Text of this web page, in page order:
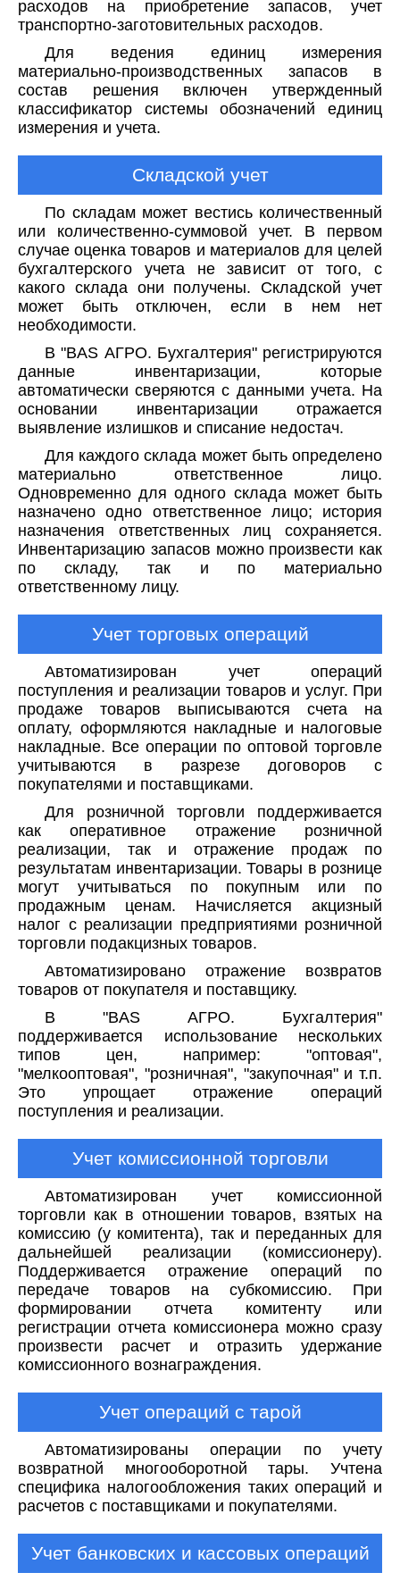
расходов на приобретение запасов, учет
транспортно-заготовительных расходов.
Для ведения единиц измерения
материально-производственных запасов в
состав решения включен утвержденный
классификатор системы обозначений единиц
измерения и учета.
Складской учет
По складам может вестись количественный
или количественно-суммовой учет. В первом
случае оценка товаров и материалов для целей
бухгалтерского учета не зависит от того, с
какого склада они получены. Складской учет
может быть отключен, если в нем нет
необходимости.
В "BAS АГРО. Бухгалтерия" регистрируются
данные инвентаризации, которые
автоматически сверяются с данными учета. На
основании инвентаризации отражается
выявление излишков и списание недостач.
Для каждого склада может быть определено
материально ответственное лицо.
Одновременно для одного склада может быть
назначено одно ответственное лицо; история
назначения ответственных лиц сохраняется.
Инвентаризацию запасов можно произвести как
по складу, так и по материально
ответственному лицу.
Учет торговых операций
Автоматизирован учет операций
поступления и реализации товаров и услуг. При
продаже товаров выписываются счета на
оплату, оформляются накладные и налоговые
накладные. Все операции по оптовой торговле
учитываются в разрезе договоров с
покупателями и поставщиками.
Для розничной торговли поддерживается
как оперативное отражение розничной
реализации, так и отражение продаж по
результатам инвентаризации. Товары в рознице
могут учитываться по покупным или по
продажным ценам. Начисляется акцизный
налог с реализации предприятиями розничной
торговли подакцизных товаров.
Автоматизировано отражение возвратов
товаров от покупателя и поставщику.
В "BAS АГРО. Бухгалтерия"
поддерживается использование нескольких
типов цен, например: "оптовая",
"мелкооптовая", "розничная", "закупочная" и т.п.
Это упрощает отражение операций
поступления и реализации.
Учет комиссионной торговли
Автоматизирован учет комиссионной
торговли как в отношении товаров, взятых на
комиссию (у комитента), так и переданных для
дальнейшей реализации (комиссионеру).
Поддерживается отражение операций по
передаче товаров на субкомиссию. При
формировании отчета комитенту или
регистрации отчета комиссионера можно сразу
произвести расчет и отразить удержание
комиссионного вознаграждения.
Учет операций с тарой
Автоматизированы операции по учету
возвратной многооборотной тары. Учтена
специфика налогообложения таких операций и
расчетов с поставщиками и покупателями.
Учет банковских и кассовых операций